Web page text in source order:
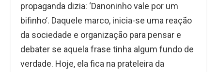
propaganda dizia: ‘Danoninho vale por um
bifinho’. Daquele marco, inicia-se uma reação
da sociedade e organização para pensar e
debater se aquela frase tinha algum fundo de
verdade. Hoje, ela fica na prateleira da